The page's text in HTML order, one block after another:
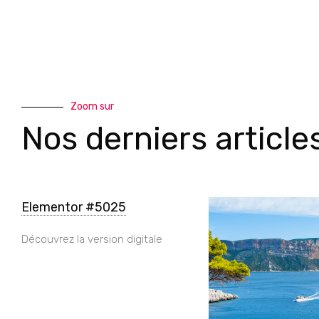
Zoom sur
Nos derniers
Elementor #5025
Découvrez la version digitale